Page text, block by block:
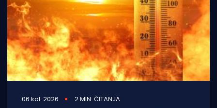
06 kol. 2026 2 MIN. ČITANJA